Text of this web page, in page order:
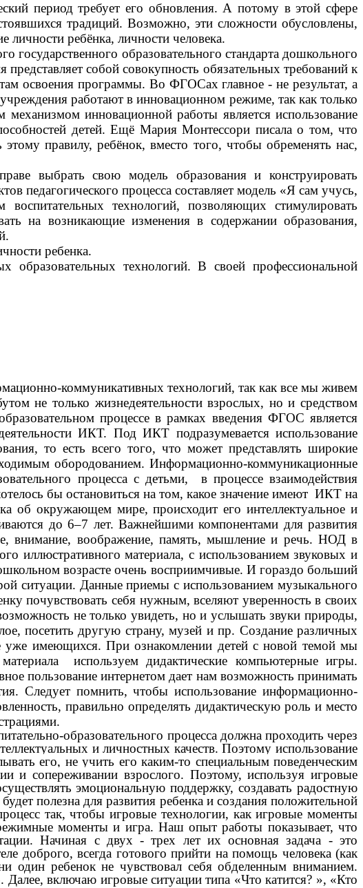
период требует его обновления. А потому в этой сфере
традиций. Возможно, эти сложности обусловлены,
личности ребёнка, личности человека.
образовательного стандарта дошкольного
собой совокупность обязательных требований к
освоения программы. Во ФГОСах главное - не результат, а
работают в инновационном режиме, так как только
инновационной работы является использование
детей. Ещё Мария Монтессори писала о том, что
правилу, ребёнок, вместо того, чтобы обременять нас,
выбрать свою модель образования и конструировать
педагогического процесса составляет модель «Я сам учусь,
технологий, позволяющих стимулировать
на возникающие изменения в содержании образования,
ребенка.
технологий. В своей профессиональной
коммуникативных технологий, так как все мы живем
не только жизнедеятельности взрослых, но и средством
процессе в рамках введения ФГОС является
ИКТ. Под ИКТ подразумевается использование
то есть всего того, что может представлять широкие
обородованием. Информационно-коммуникационные
процесса с детьми, в процессе взаимодействия
бы остановиться на том, какое значение имеют ИКТ на
об окружающем мире, происходит его интеллектуальное и
до 6–7 лет. Важнейшими компонентами для развития
внимание, воображение, память, мышление и речь. НОД в
иллюстративного материала, с использованием звуковых и
возрасте очень восприимчивые. И гораздо больший
ситуации. Данные приемы с использованием музыкального
почувствовать себя нужным, вселяют уверенность в своих
не только увидеть, но и услышать звуки природы,
посетить другую страну, музей и пр. Создание различных
уже имеющихся. При ознакомлении детей с новой темой мы
используем дидактические компьютерные игры.
пользование интернетом дает нам возможность принимать
Следует помнить, чтобы использование информационно-
правильно определять дидактическую роль и место
образовательного процесса должна проходить через
и личностных качеств. Поэтому использование
его, не учить его каким-то специальным поведенческим
и сопереживании взрослого. Поэтому, используя игровые
эмоциональную поддержку, создавать радостную
полезна для развития ребенка и создания положительной
так, чтобы игровые технологии, как игровые моменты
режимные моменты и игра. Наш опыт работы показывает, что
Начиная с двух - трех лет их основная задача - это
доброго, всегда готового прийти на помощь человека (как
один ребенок не чувствовал себя обделенным вниманием.
включаю игровые ситуации типа «Что катится? », «Кто